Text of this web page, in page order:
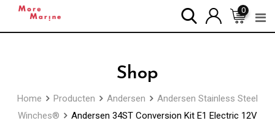
0
Shop
Home Producten Andersen
Andersen Stainless Steel
Winches®
Andersen 34ST Conversion Kit E1 Electric 12V